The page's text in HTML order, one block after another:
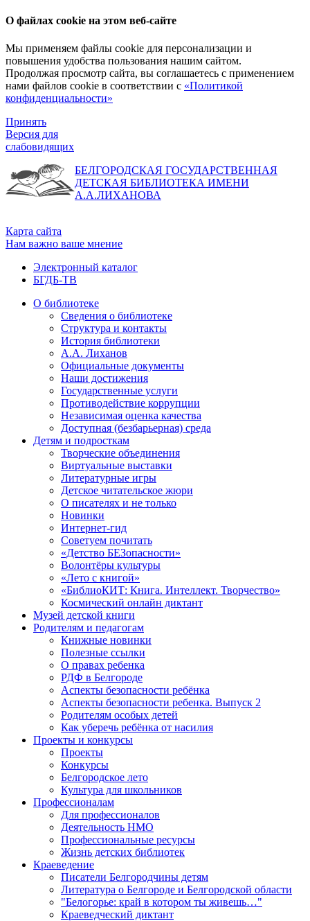
О файлах cookie на этом веб-сайте
Мы применяем файлы cookie для персонализации и
повышения удобства пользования нашим сайтом.
Продолжая просмотр сайта, вы соглашаетесь с применением
нами файлов cookie в соответствии с «Политикой
конфиденциальности»
Принять
Версия для
слабовидящих
БЕЛГОРОДСКАЯ ГОСУДАРСТВЕННАЯ
ДЕТСКАЯ БИБЛИОТЕКА ИМЕНИ
А.А.ЛИХАНОВА
Карта сайта
Нам важно ваше мнение
Электронный каталог
БГДБ-ТВ
О библиотеке
Сведения о библиотеке
Структура и контакты
История библиотеки
А.А. Лиханов
Официальные документы
Наши достижения
Государственные услуги
Противодействие коррупции
Независимая оценка качества
Доступная (безбарьерная) среда
Детям и подросткам
Творческие объединения
Виртуальные выставки
Литературные игры
Детское читательское жюри
О писателях и не только
Новинки
Интернет-гид
Советуем почитать
«Детство БЕЗопасности»
Волонтёры культуры
«Лето с книгой»
«БиблиоКИТ: Книга. Интеллект. Творчество»
Космический онлайн диктант
Музей детской книги
Родителям и педагогам
Книжные новинки
Полезные ссылки
О правах ребенка
РДФ в Белгороде
Аспекты безопасности ребёнка
Аспекты безопасности ребенка. Выпуск 2
Родителям особых детей
Как уберечь ребёнка от насилия
Проекты и конкурсы
Проекты
Конкурсы
Белгородское лето
Культура для школьников
Профессионалам
Для профессионалов
Деятельность НМО
Профессиональные ресурсы
Жизнь детских библиотек
Краеведение
Писатели Белгородчины детям
Литература о Белгороде и Белгородской области
"Белогорье: край в котором ты живешь…"
Краеведческий диктант